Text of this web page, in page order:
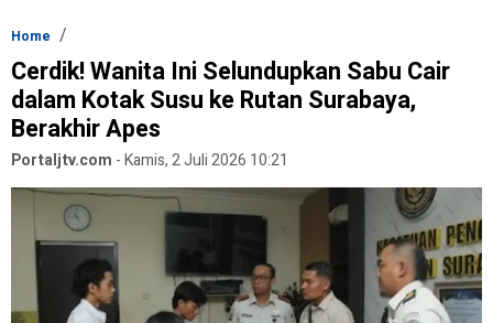
Home
Cerdik! Wanita Ini Selundupkan Sabu Cair
dalam Kotak Susu ke Rutan Surabaya,
Berakhir Apes
Portaljtv.com -Kamis, 2 Juli 2026 10:21